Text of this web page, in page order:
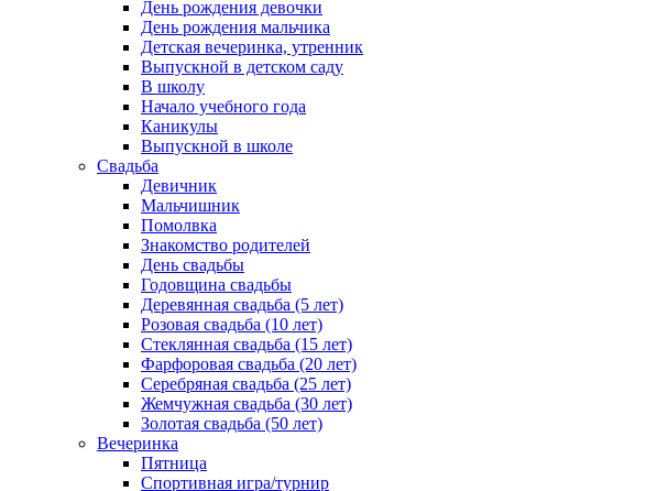
День рождения девочки
День рождения мальчика
Детская вечеринка, утренник
Выпускной в детском саду
В школу
Начало учебного года
Каникулы
Выпускной в школе
Свадьба
Девичник
Мальчишник
Помолвка
Знакомство родителей
День свадьбы
Годовщина свадьбы
Деревянная свадьба (5 лет)
Розовая свадьба (10 лет)
Стеклянная свадьба (15 лет)
Фарфоровая свадьба (20 лет)
Серебряная свадьба (25 лет)
Жемчужная свадьба (30 лет)
Золотая свадьба (50 лет)
Вечеринка
Пятница
Спортивная игра/турнир